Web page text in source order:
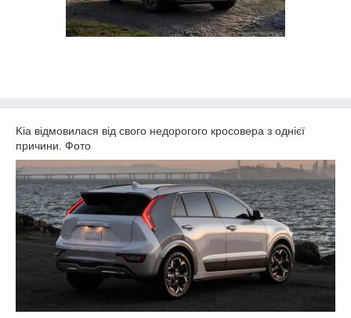
Kia відмовилася від свого недорогого кросовера з однієї
причини. Фото